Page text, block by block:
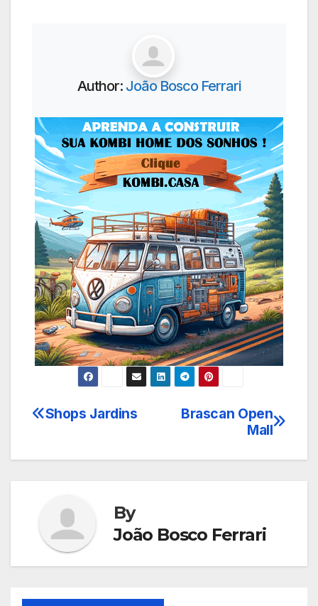
Author: João Bosco Ferrari
Navegação
Brascan Open
Mall
Shops Jardins
By
João Bosco Ferrari